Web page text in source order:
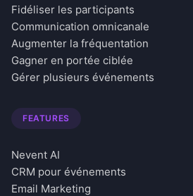
Fidéliser les participants
Communication omnicanale
Augmenter la fréquentation
Gagner en portée ciblée
Gérer plusieurs événements
FEATURES
Nevent AI
CRM pour événements
Email Marketing